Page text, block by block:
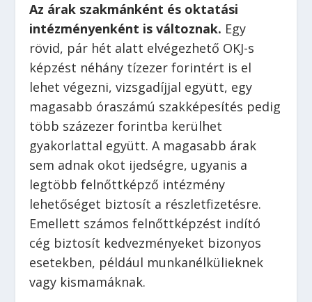
Az árak szakmánként és oktatási
intézményenként is változnak. Egy
rövid, pár hét alatt elvégezhető OKJ-s
képzést néhány tízezer forintért is el
lehet végezni, vizsgadíjjal együtt, egy
magasabb óraszámú szakképesítés pedig
több százezer forintba kerülhet
gyakorlattal együtt. A magasabb árak
sem adnak okot ijedségre, ugyanis a
legtöbb felnőttképző intézmény
lehetőséget biztosít a részletfizetésre.
Emellett számos felnőttképzést indító
cég biztosít kedvezményeket bizonyos
esetekben, például munkanélkülieknek
vagy kismamáknak.